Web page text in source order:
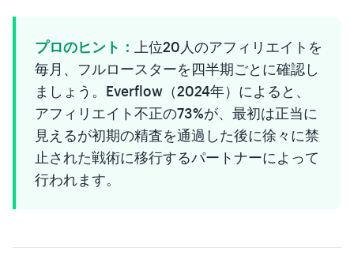
プロのヒント：
上位20人のアフィリエイトを
毎月、フルロースターを四半期ごとに確認し
ましょう。Everflow（2024年）によると、
アフィリエイト不正の73%が、最初は正当に
見えるが初期の精査を通過した後に徐々に禁
止された戦術に移行するパートナーによって
行われます。